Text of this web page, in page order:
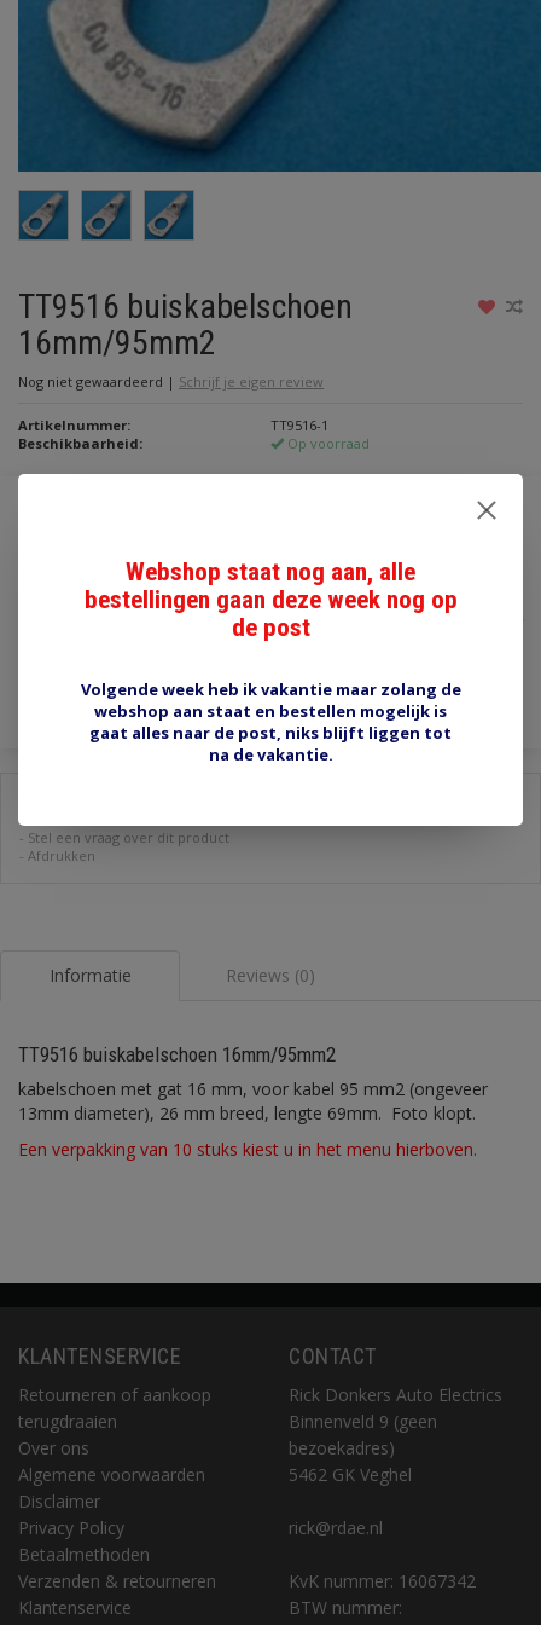
TT9516 buiskabelschoen
16mm/95mm2
Nog niet gewaardeerd | Schrijf je eigen review
Artikelnummer:
TT9516-1
Beschikbaarheid:
Op voorraad
- Stel een vraag over dit product
- Afdrukken
Informatie Reviews (0)
TT9516 buiskabelschoen 16mm/95mm2
kabelschoen met gat 16 mm, voor kabel 95 mm2 (ongeveer
13mm diameter), 26 mm breed, lengte 69mm. Foto klopt.
Een verpakking van 10 stuks kiest u in het menu hierboven.
KLANTENSERVICE
Retourneren of aankoop
terugdraaien
Over ons
Algemene voorwaarden
Disclaimer
Privacy Policy
Betaalmethoden
Verzenden & retourneren
Klantenservice
CONTACT
Rick Donkers Auto Electrics
Binnenveld 9 (geen
bezoekadres)
5462 GK Veghel
rick@rdae.nl
KvK nummer: 16067342
BTW nummer:
Webshop staat nog aan, alle
bestellingen gaan deze week nog op
de post
Volgende week heb ik vakantie maar zolang de
webshop aan staat en bestellen mogelijk is
gaat alles naar de post, niks blijft liggen tot
na de vakantie.